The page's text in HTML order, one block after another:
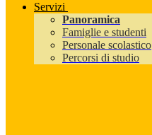
Servizi
Panoramica
Famiglie e studenti
Personale scolastico
Percorsi di studio